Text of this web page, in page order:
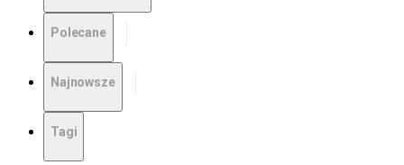
Polecane
Najnowsze
Tagi